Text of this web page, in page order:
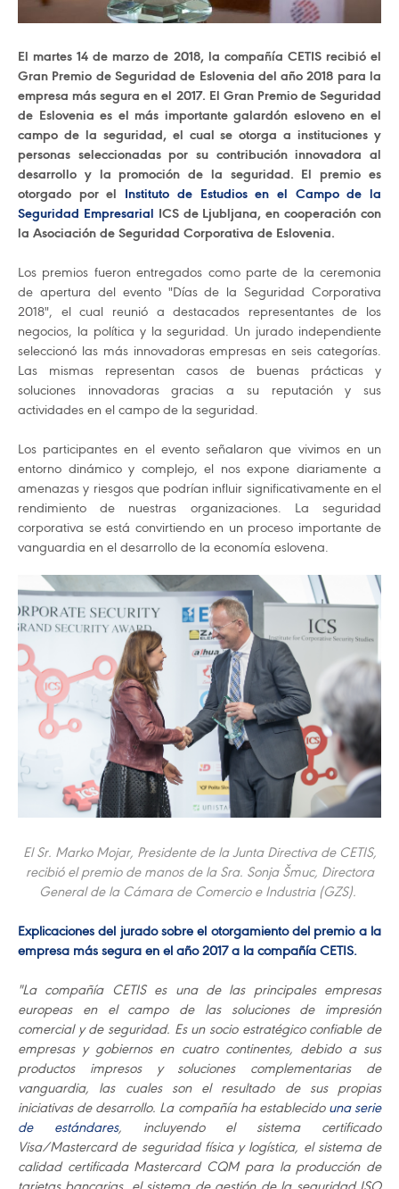
El martes 14 de marzo de 2018, la compañía CETIS recibió el
Gran Premio de Seguridad de Eslovenia del año 2018 para la
empresa más segura en el 2017. El Gran Premio de Seguridad
de Eslovenia es el más importante galardón esloveno en el
campo de la seguridad, el cual se otorga a instituciones y
personas seleccionadas por su contribución innovadora al
desarrollo y la promoción de la seguridad. El premio es
otorgado por el Instituto de Estudios en el Campo de la
Seguridad Empresarial ICS de Ljubljana, en cooperación con
la Asociación de Seguridad Corporativa de Eslovenia.
Los premios fueron entregados como parte de la ceremonia
de apertura del evento "Días de la Seguridad Corporativa
2018", el cual reunió a destacados representantes de los
negocios, la política y la seguridad. Un jurado independiente
seleccionó las más innovadoras empresas en seis categorías.
Las mismas representan casos de buenas prácticas y
soluciones innovadoras gracias a su reputación y sus
actividades en el campo de la seguridad.
Los participantes en el evento señalaron que vivimos en un
entorno dinámico y complejo, el nos expone diariamente a
amenazas y riesgos que podrían influir significativamente en el
rendimiento de nuestras organizaciones. La seguridad
corporativa se está convirtiendo en un proceso importante de
vanguardia en el desarrollo de la economía eslovena.
El Sr. Marko Mojar, Presidente de la Junta Directiva de CETIS,
recibió el premio de manos de la Sra. Sonja Šmuc, Directora
General de la Cámara de Comercio e Industria (GZS).
Explicaciones del jurado sobre el otorgamiento del premio a la
empresa más segura en el año 2017 a la compañía CETIS.
"La compañía CETIS es una de las principales empresas
europeas en el campo de las soluciones de impresión
comercial y de seguridad. Es un socio estratégico confiable de
empresas y gobiernos en cuatro continentes, debido a sus
productos impresos y soluciones complementarias de
vanguardia, las cuales son el resultado de sus propias
iniciativas de desarrollo. La compañía ha establecido una serie
de estándares, incluyendo el sistema certificado
Visa/Mastercard de seguridad física y logística, el sistema de
calidad certificada Mastercard CQM para la producción de